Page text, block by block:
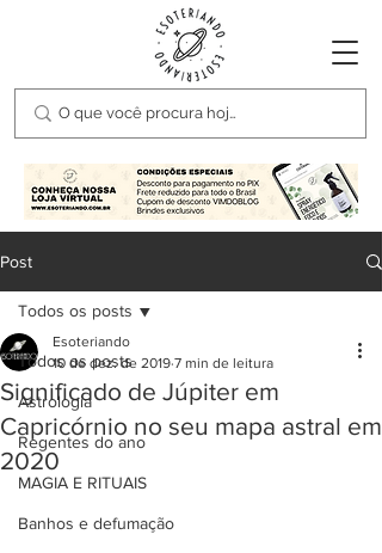
Post
Todos os posts
Astrologia
Regentes do ano
MAGIA E RITUAIS
Banhos e defumação
Todos os posts
Significado de Júpiter em
Capricórnio no seu mapa astral em
2020
Esoteriando
10 de dez. de 2019 7 min de leitura